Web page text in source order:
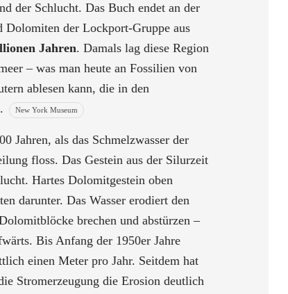
der Schlucht. Das Buch endet an der
Dolomiten der Lockport-Gruppe aus
Jahren. Damals lag diese Region
– was man heute an Fossilien von
ablesen kann, die in den
New York Museum
Jahren, als das Schmelzwasser der
floss. Das Gestein aus der Silurzeit
Hartes Dolomitgestein oben
darunter. Das Wasser erodiert den
brechen und abstürzen –
Bis Anfang der 1950er Jahre
einen Meter pro Jahr. Seitdem hat
Stromerzeugung die Erosion deutlich